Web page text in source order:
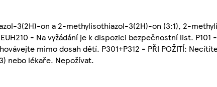
3(2H)-on a 2-methylisothiazol-3(2H)-on (3:1), 2-
- Na vyžádání je k dispozici bezpečnostní list.
mimo dosah dětí. P301+P312 - PŘI POŽITÍ:
nebo lékaře. Nepožívat.